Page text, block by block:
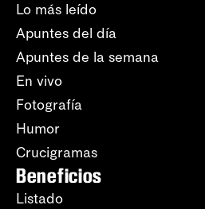
Lo más leído
Apuntes del día
Apuntes de la semana
En vivo
Fotografía
Humor
Crucigramas
Beneficios
Listado